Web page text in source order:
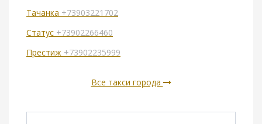
Тачанка +73903221702
Статус +73902266460
Престиж +73902235999
Все такси города